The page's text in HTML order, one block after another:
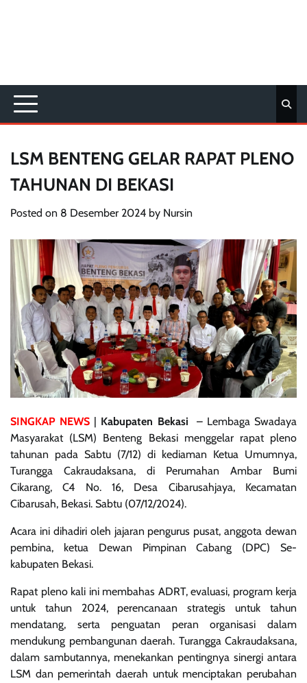
LSM BENTENG GELAR RAPAT PLENO
TAHUNAN DI BEKASI
Posted on 8 Desember 2024 by Nursin
SINGKAP NEWS Kabupaten Bekasi – Lembaga Swadaya
Masyarakat (LSM) Benteng Bekasi menggelar rapat pleno
tahunan pada Sabtu (7/12) di kediaman Ketua Umumnya,
Turangga Cakraudaksana, di Perumahan Ambar Bumi
Cikarang, C4 No. 16, Desa Cibarusahjaya, Kecamatan
Cibarusah, Bekasi. Sabtu (07/12/2024).
Acara ini dihadiri oleh jajaran pengurus pusat, anggota dewan
pembina, ketua Dewan Pimpinan Cabang (DPC) Se-
kabupaten Bekasi.
Rapat pleno kali ini membahas ADRT, evaluasi, program kerja
untuk tahun 2024, perencanaan strategis untuk tahun
mendatang, serta penguatan peran organisasi dalam
mendukung pembangunan daerah. Turangga Cakraudaksana,
dalam sambutannya, menekankan pentingnya sinergi antara
LSM dan pemerintah daerah untuk menciptakan perubahan